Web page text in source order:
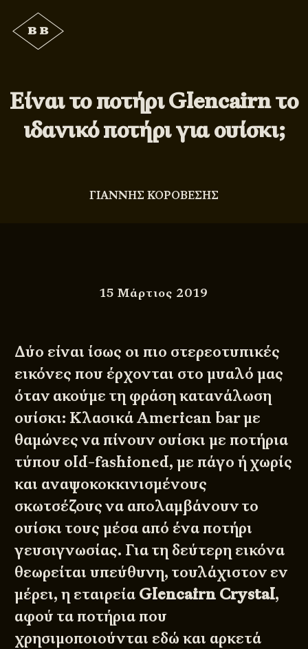
Είναι το ποτήρι Glencairn το
ιδανικό ποτήρι για ουίσκι;
ΓΙΑΝΝΗΣ ΚΟΡΟΒΕΣΗΣ
15 Μάρτιος 2019
Δύο είναι ίσως οι πιο στερεοτυπικές
εικόνες που έρχονται στο μυαλό μας
όταν ακούμε τη φράση κατανάλωση
ουίσκι: Κλασικά American bar με
θαμώνες να πίνουν ουίσκι με ποτήρια
τύπου old-fashioned, με πάγο ή χωρίς
και αναψοκοκκινισμένους
σκωτσέζους να απολαμβάνουν το
ουίσκι τους μέσα από ένα ποτήρι
γευσιγνωσίας. Για τη δεύτερη εικόνα
θεωρείται υπεύθυνη, τουλάχιστον εν
μέρει, η εταιρεία Glencairn Crystal,
αφού τα ποτήρια που
χρησιμοποιούνται εδώ και αρκετά